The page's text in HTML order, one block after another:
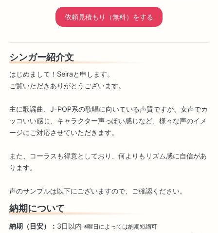
依頼見積もり（無料）をする
シンガー紹介文
はじめまして！Seiraと申します。
ご覧いただきありがとうございます。
主に歌謡曲、J-POP系の歌唱に向いている声質ですが、女声でカ
ッコいい感じ、キャラクター声っぽい感じなど、様々な声のイメ
ージにご対応させていただきます。
また、コーラスも得意としており、何よりもリズム感に自信があ
ります。
声のサンプルは以下にございますので、ご確認ください。
納期について
納期（目安）： 3日以内 ※曜日によっては納期短縮可